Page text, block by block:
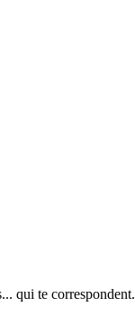
qui te correspondent.